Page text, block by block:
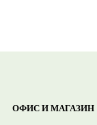
ОФИС И МАГАЗИН